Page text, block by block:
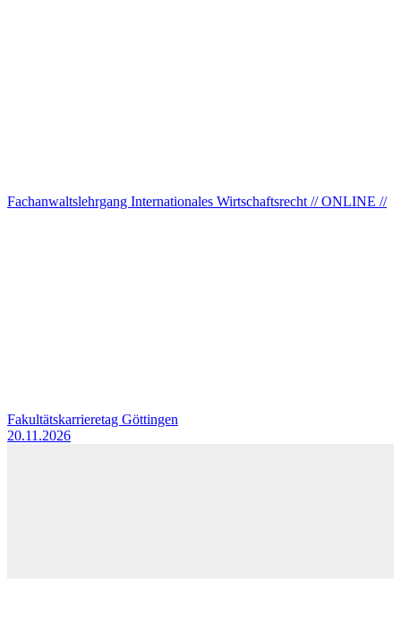
Fachanwaltslehrgang Internationales Wirtschaftsrecht // ONLINE //
Fakultätskarrieretag Göttingen
20.11.2026